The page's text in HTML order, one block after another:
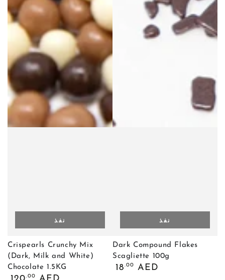
Crispearls Crunchy Mix
(Dark, Milk and White)
Chocolate 1.5KG
السعر.00
نفذ
Dark Compound Flakes
Scagliette 100g
السعر
18.00 AED
نفذ